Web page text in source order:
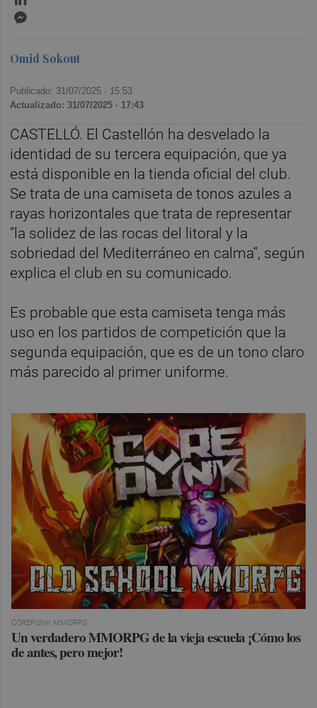
Omid Sokout
Publicado: 31/07/2025 · 15:53
Actualizado: 31/07/2025 · 17:43
CASTELLÓ. El Castellón ha desvelado la
identidad de su tercera equipación, que ya
está disponible en la tienda oficial del club.
Se trata de una camiseta de tonos azules a
rayas horizontales que trata de representar
“la solidez de las rocas del litoral y la
sobriedad del Mediterráneo en calma”, según
explica el club en su comunicado.
Es probable que esta camiseta tenga más
uso en los partidos de competición que la
segunda equipación, que es de un tono claro
más parecido al primer uniforme.
COREPUNK MMORPG
Un verdadero MMORPG de la vieja escuela ¡Cómo los
de antes, pero mejor!